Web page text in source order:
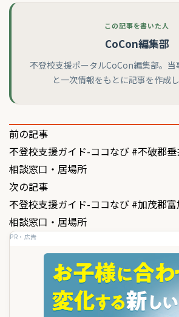
この記事を書いた人
CoCon編集部
不登校支援ポータルCoCon編集部。
と一次情報をもとに記事を作成し
投
稿
ナ
ビ
ゲ
前の記事
不登校支援ガイド-ココなび #不破郡
相談窓口・居場所
次の記事
不登校支援ガイド-ココなび #加茂郡
相談窓口・居場所
PR・広告